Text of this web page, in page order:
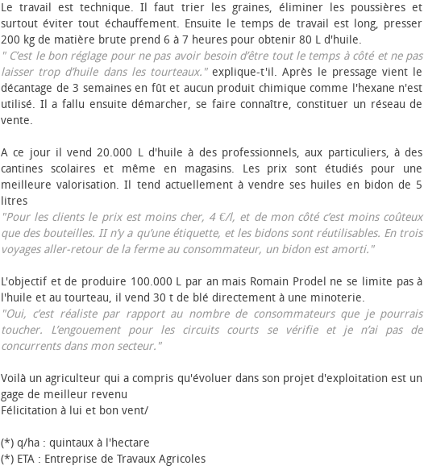
Le travail est technique. Il faut trier les graines, éliminer les poussières et
surtout éviter tout échauffement. Ensuite le temps de travail est long, presser
200 kg de matière brute prend 6 à 7 heures pour obtenir 80 L d'huile.
" C’est le bon réglage pour ne pas avoir besoin d’être tout le temps à côté et ne pas
laisser trop d’huile dans les tourteaux."explique-t'il. Après le pressage vient le
décantage de 3 semaines en fût et aucun produit chimique comme l'hexane n'est
utilisé. Il a fallu ensuite démarcher, se faire connaître, constituer un réseau de
vente.
A ce jour il vend 20.000 L d'huile à des professionnels, aux particuliers, à des
cantines scolaires et même en magasins. Les prix sont étudiés pour une
meilleure valorisation. Il tend actuellement à vendre ses huiles en bidon de 5
litres
"Pour les clients le prix est moins cher, 4 €/l, et de mon côté c’est moins coûteux
que des bouteilles. II n’y a qu’une étiquette, et les bidons sont réutilisables. En trois
voyages aller-retour de la ferme au consommateur, un bidon est amorti."
L'objectif et de produire 100.000 L par an mais Romain Prodel ne se limite pas à
l'huile et au tourteau, il vend 30 t de blé directement à une minoterie.
"Oui, c’est réaliste par rapport au nombre de consommateurs que je pourrais
toucher. L’engouement pour les circuits courts se vérifie et je n’ai pas de
concurrents dans mon secteur."
Voilà un agriculteur qui a compris qu'évoluer dans son projet d'exploitation est un
gage de meilleur revenu
Félicitation à lui et bon vent/
(*) q/ha : quintaux à l'hectare
(*) ETA : Entreprise de Travaux Agricoles